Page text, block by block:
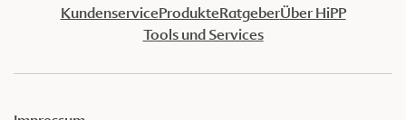
KundenserviceProdukteRatgeberÜber HiPP
Tools und Services